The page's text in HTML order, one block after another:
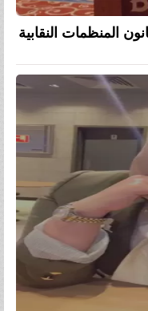
المنظمات النقابية